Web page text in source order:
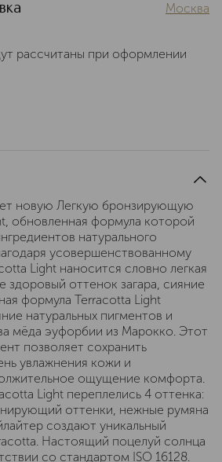
Москва
рассчитаны при оформлении
новую Легкую бронзирующую
обновленная формула которой
натурального
усовершенствованному
Light наносится словно легкая
здоровый оттенок загара, сияние
формула Terracotta Light
натуральных пигментов и
мёда эуфорбии из Марокко. Этот
позволяет сохранить
увлажнения кожи и
ощущение комфорта.
Light переплелись 4 оттенка:
оттенки, нежные румяна
создают уникальный
Настоящий поцелуй солнца
со стандартом ISO 16128.